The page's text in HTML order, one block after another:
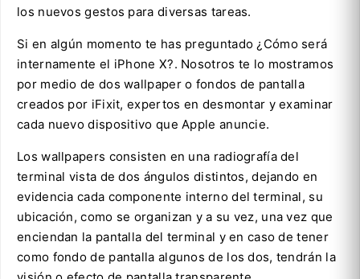
los nuevos gestos para diversas tareas.
Si en algún momento te has preguntado ¿Cómo será
internamente el iPhone X?. Nosotros te lo mostramos
por medio de dos wallpaper o fondos de pantalla
creados por iFixit, expertos en desmontar y examinar
cada nuevo dispositivo que Apple anuncie.
Los wallpapers consisten en una radiografía del
terminal vista de dos ángulos distintos, dejando en
evidencia cada componente interno del terminal, su
ubicación, como se organizan y a su vez, una vez que
enciendan la pantalla del terminal y en caso de tener
como fondo de pantalla algunos de los dos, tendrán la